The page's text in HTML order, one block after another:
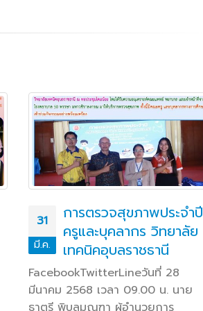
31
มี.ค.
การตรวจสุขภาพประจำปี
ครูและบุคลากร วิทยาลัย
เทคนิคอุบลราชธานี
FacebookTwitterLineวันที่ 28
มีนาคม 2568 เวลา 09.00 น. นาย
ธาตรี พิบูลมณฑา ผู้อำนวยการ